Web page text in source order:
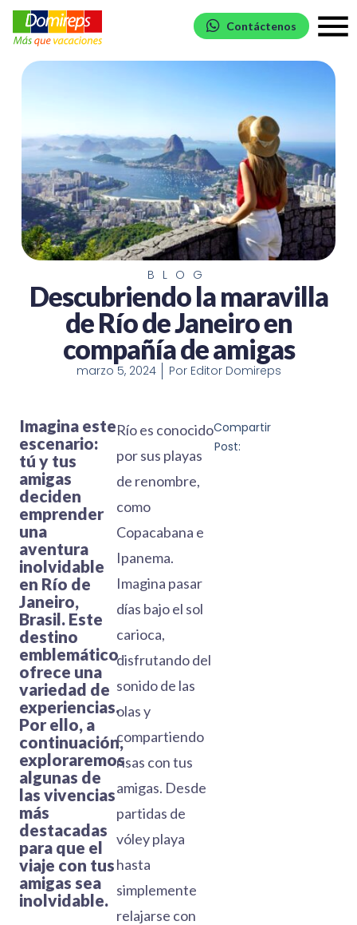
Contáctenos
BLOG
Descubriendo la maravilla
de Río de Janeiro en
compañía de amigas
marzo 5, 2024 PorEditor Domireps
Imagina este
escenario:
tú y tus
amigas
deciden
emprender
una
aventura
inolvidable
en Río de
Janeiro,
Brasil. Este
destino
emblemático
ofrece una
variedad de
experiencias.
Por ello, a
continuación,
exploraremos
algunas de
las vivencias
más
destacadas
para que el
viaje con tus
amigas sea
inolvidable.
Río es conocido
por sus playas
de renombre,
como
Copacabana e
Ipanema.
Imagina pasar
días bajo el sol
carioca,
disfrutando del
sonido de las
olas y
compartiendo
risas con tus
amigas. Desde
partidas de
vóley playa
hasta
simplemente
relajarse con
Compartir
Post: